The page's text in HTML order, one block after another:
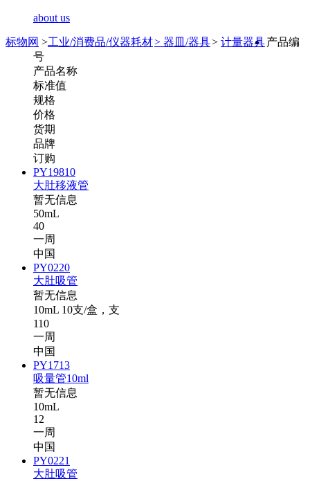
about us
标物网 >工业/消费品/仪器耗材> 器皿/器具> 计量器具产品编
号
产品名称
标准值
规格
价格
货期
品牌
订购
PY19810
大肚移液管
暂无信息
50mL
40
一周
中国
PY0220
大肚吸管
暂无信息
10mL 10支/盒，支
110
一周
中国
PY1713
吸量管10ml
暂无信息
10mL
12
一周
中国
PY0221
大肚吸管